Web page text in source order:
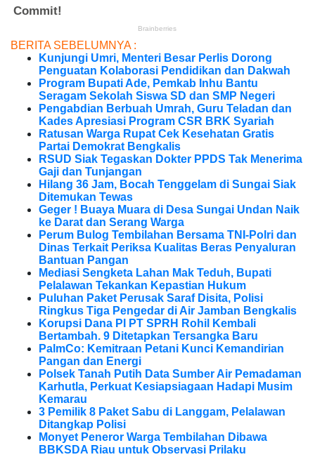
BERITA SEBELUMNYA :
Kunjungi Umri, Menteri Besar Perlis Dorong
Penguatan Kolaborasi Pendidikan dan Dakwah
Program Bupati Ade, Pemkab Inhu Bantu
Seragam Sekolah Siswa SD dan SMP Negeri
Pengabdian Berbuah Umrah, Guru Teladan dan
Kades Apresiasi Program CSR BRK Syariah
Ratusan Warga Rupat Cek Kesehatan Gratis
Partai Demokrat Bengkalis
RSUD Siak Tegaskan Dokter PPDS Tak Menerima
Gaji dan Tunjangan
Hilang 36 Jam, Bocah Tenggelam di Sungai Siak
Ditemukan Tewas
Geger ! Buaya Muara di Desa Sungai Undan Naik
ke Darat dan Serang Warga
Perum Bulog Tembilahan Bersama TNI-Polri dan
Dinas Terkait Periksa Kualitas Beras Penyaluran
Bantuan Pangan
Mediasi Sengketa Lahan Mak Teduh, Bupati
Pelalawan Tekankan Kepastian Hukum
Puluhan Paket Perusak Saraf Disita, Polisi
Ringkus Tiga Pengedar di Air Jamban Bengkalis
Korupsi Dana PI PT SPRH Rohil Kembali
Bertambah. 9 Ditetapkan Tersangka Baru
PalmCo: Kemitraan Petani Kunci Kemandirian
Pangan dan Energi
Polsek Tanah Putih Data Sumber Air Pemadaman
Karhutla, Perkuat Kesiapsiagaan Hadapi Musim
Kemarau
3 Pemilik 8 Paket Sabu di Langgam, Pelalawan
Ditangkap Polisi
Monyet Peneror Warga Tembilahan Dibawa
BBKSDA Riau untuk Observasi Prilaku